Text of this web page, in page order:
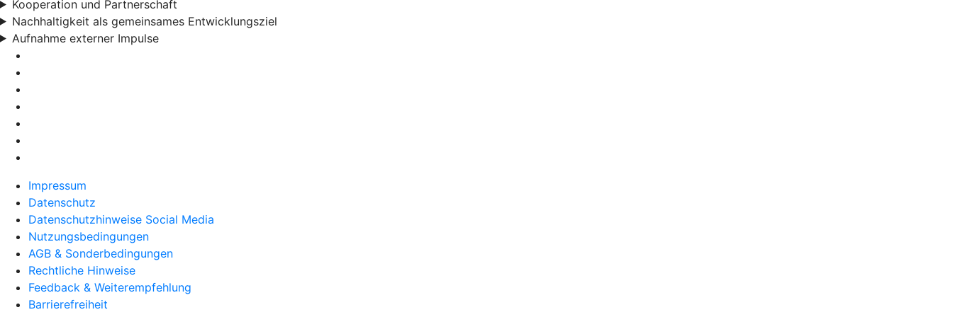
Kooperation und Partnerschaft
Nachhaltigkeit als gemeinsames Entwicklungsziel
Aufnahme externer Impulse
Impressum
Datenschutz
Datenschutzhinweise Social Media
Nutzungsbedingungen
AGB & Sonderbedingungen
Rechtliche Hinweise
Feedback & Weiterempfehlung
Barrierefreiheit